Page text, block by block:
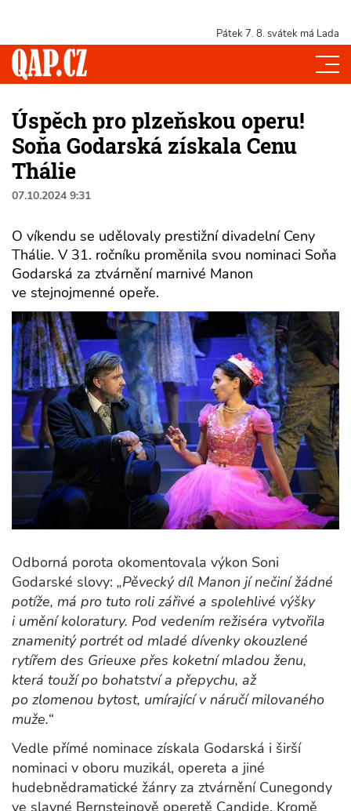
Pátek 7. 8. svátek má Lada
Úspěch pro plzeňskou operu!
Soňa Godarská získala Cenu
Thálie
07.10.2024 9:31
O víkendu se udělovaly prestižní divadelní Ceny
Thálie. V 31. ročníku proměnila svou nominaci Soňa
Godarská za ztvárnění marnivé Manon
ve stejnojmenné opeře.
Odborná porota okomentovala výkon Soni
Godarské slovy: „Pěvecký díl Manon jí nečiní žádné
potíže, má pro tuto roli zářivé a spolehlivé výšky
i umění koloratury. Pod vedením režiséra vytvořila
znamenitý portrét od mladé dívenky okouzlené
rytířem des Grieuxe přes koketní mladou ženu,
která touží po bohatství a přepychu, až
po zlomenou bytost, umírající v náručí milovaného
muže.“
Vedle přímé nominace získala Godarská i širší
nominaci v oboru muzikál, opereta a jiné
hudebnědramatické žánry za ztvárnění Cunegondy